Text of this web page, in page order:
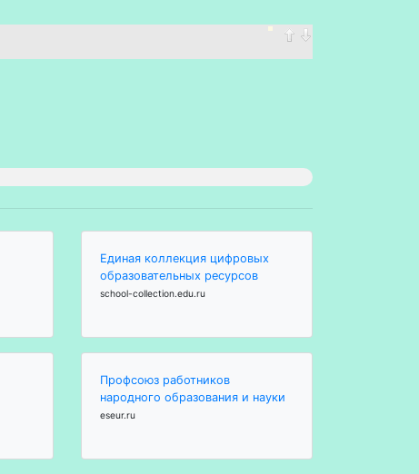
Единая коллекция цифровых
образовательных ресурсов
school-collection.edu.ru
Профсоюз работников
народного образования и науки
eseur.ru